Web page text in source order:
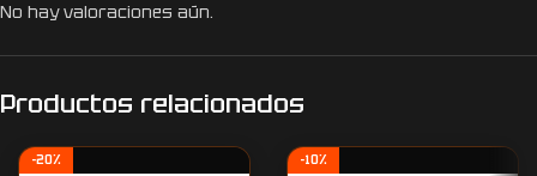
No hay valoraciones aún.
Productos relacionados
-20% -10%